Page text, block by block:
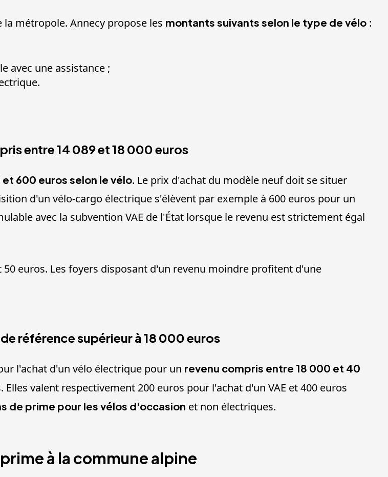
la métropole. Annecy propose les montants suivants selon le type de vélo :
avec une assistance ;
entre 14 089 et 18 000 euros
600 euros selon le vélo. Le prix d'achat du modèle neuf doit se situer
d'un vélo-cargo électrique s'élèvent par exemple à 600 euros pour un
avec la subvention VAE de l'État lorsque le revenu est strictement égal
50 euros. Les foyers disposant d'un revenu moindre profitent d'une
référence supérieur à 18 000 euros
l'achat d'un vélo électrique pour un revenu compris entre 18 000 et 40
valent respectivement 200 euros pour l'achat d'un VAE et 400 euros
de prime pour les vélos d'occasion et non électriques.
à la commune alpine